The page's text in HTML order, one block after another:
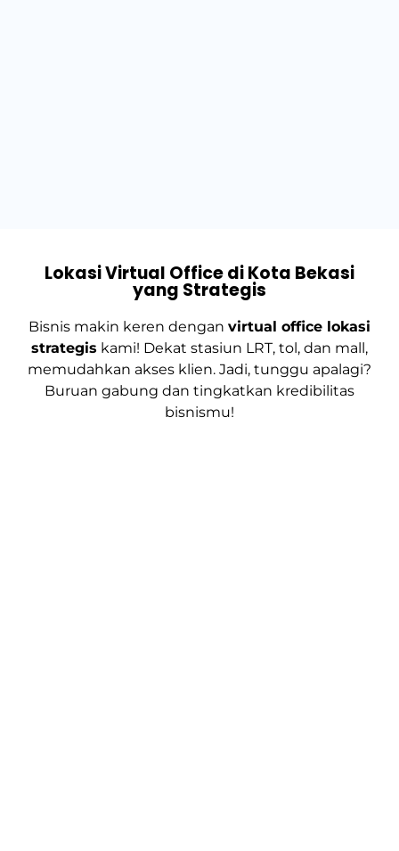
Lokasi Virtual Office di Kota Bekasi
yang Strategis
Bisnis makin keren dengan virtual office lokasi
strategis kami! Dekat stasiun LRT, tol, dan mall,
memudahkan akses klien. Jadi, tunggu apalagi?
Buruan gabung dan tingkatkan kredibilitas
bisnismu!